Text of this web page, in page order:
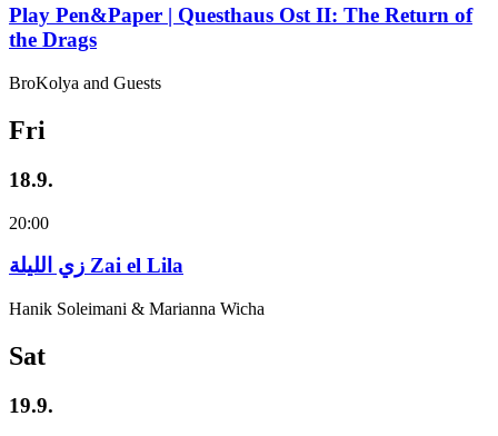
Play Pen&Paper | Questhaus Ost II: The Return of
the Drags
BroKolya and Guests
Fri
18.9.
20:00
زي‌ اللیلة Zai el Lila
Hanik Soleimani & Marianna Wicha
Sat
19.9.